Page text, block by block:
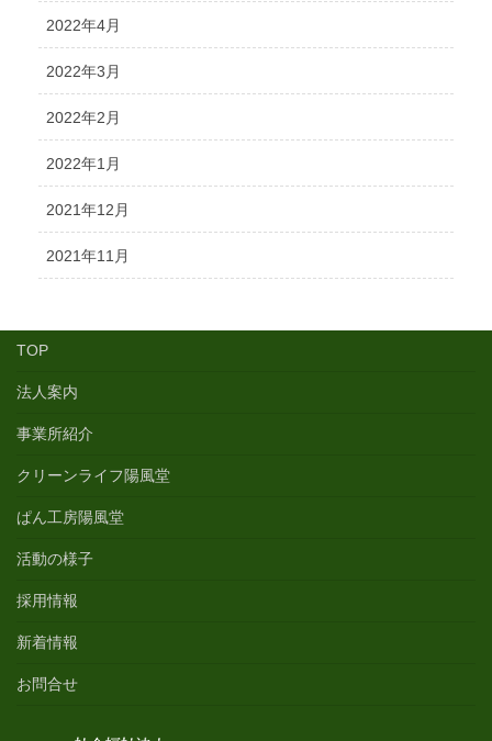
2022年4月
2022年3月
2022年2月
2022年1月
2021年12月
2021年11月
TOP
法人案内
事業所紹介
クリーンライフ陽風堂
ぱん工房陽風堂
活動の様子
採用情報
新着情報
お問合せ